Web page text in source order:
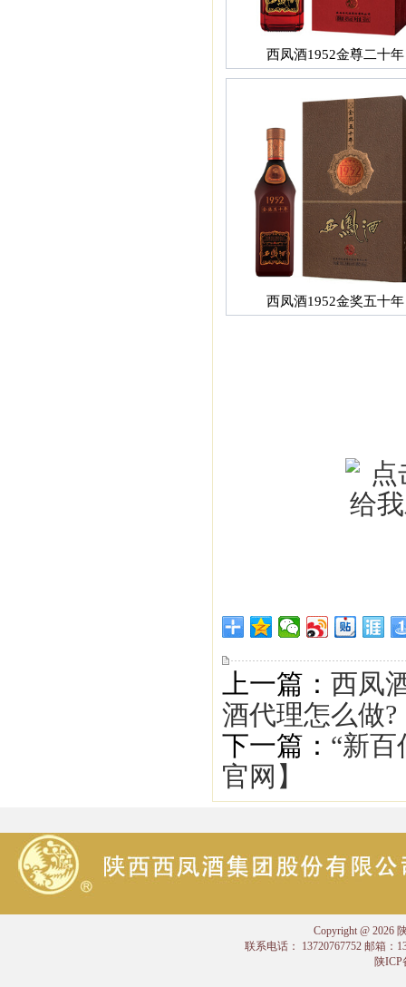
西凤酒1952金尊二十年
西凤酒1952金奖五十年
上一篇： 西凤
酒代理怎么做?
下一篇： “新
官网】
Copyright @ 2026
联系电话： 13720767752 邮箱：
陕ICP